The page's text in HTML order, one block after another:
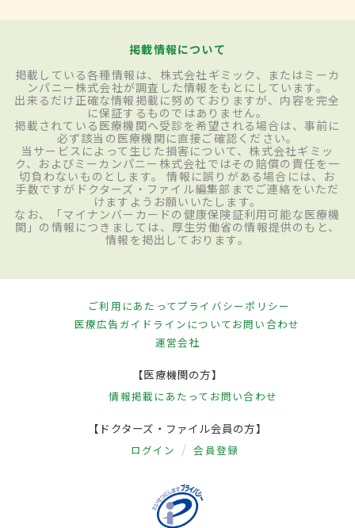
掲載情報について
掲載している各種情報は、株式会社ギミック、またはミーカ
ンパニー株式会社が調査した情報をもとにしています。
出来るだけ正確な情報掲載に努めておりますが、内容を完全
に保証するものではありません。
掲載されている医療機関へ受診を希望される場合は、事前に
必ず該当の医療機関に直接ご確認ください。
当サービスによって生じた損害について、株式会社ギミッ
ク、およびミーカンパニー株式会社ではその賠償の責任を一
切負わないものとします。 情報に誤りがある場合には、お
手数ですがドクターズ・ファイル編集部までご連絡をいただ
けますようお願いいたします。
なお、「マイナンバーカードの健康保険証利用可能な医療機
関」の情報につきましては、厚生労働省の情報提供のもと、
情報を掲出しております。
ご利用にあたってプライバシーポリシー
医療広告ガイドラインについてお問い合わせ
運営会社
【医療機関の方】
情報掲載にあたって お問い合わせ
【ドクターズ・ファイル会員の方】
ログイン 会員登録